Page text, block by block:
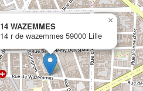
Lille
WAZEMMES
r de wazemmes 59000 Lille
×